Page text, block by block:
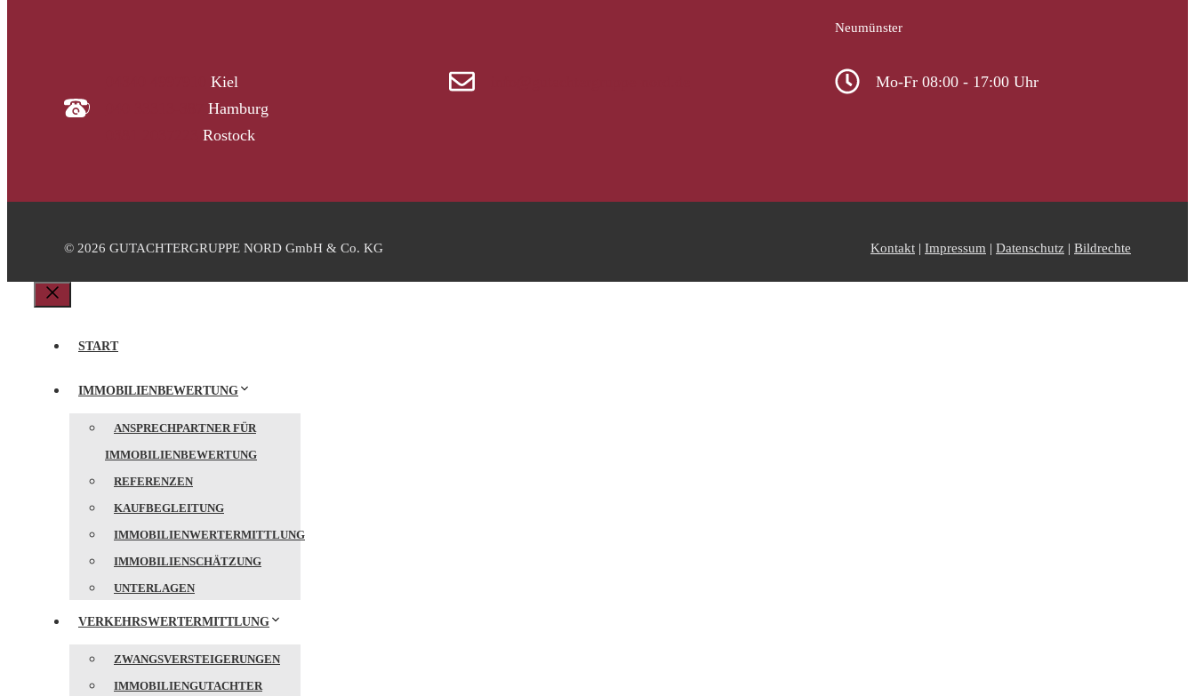
Neumünster
Kiel
Hamburg
Rostock
Mo-Fr 08:00 - 17:00 Uhr
© 2026 GUTACHTERGRUPPE NORD GmbH & Co. KG Kontakt | Impressum | Datenschutz | Bildrechte
Schließen
START
IMMOBILIENBEWERTUNG
ANSPRECHPARTNER FÜR
IMMOBILIENBEWERTUNG
REFERENZEN
KAUFBEGLEITUNG
IMMOBILIENWERTERMITTLUNG
IMMOBILIENSCHÄTZUNG
UNTERLAGEN
VERKEHRSWERTERMITTLUNG
ZWANGSVERSTEIGERUNGEN
IMMOBILIENGUTACHTER